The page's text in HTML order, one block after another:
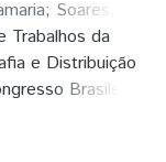
; Soares,
Hermes
Ribeiro;
Neto,
Trabalhos da
e Distribuição
Brasileiro